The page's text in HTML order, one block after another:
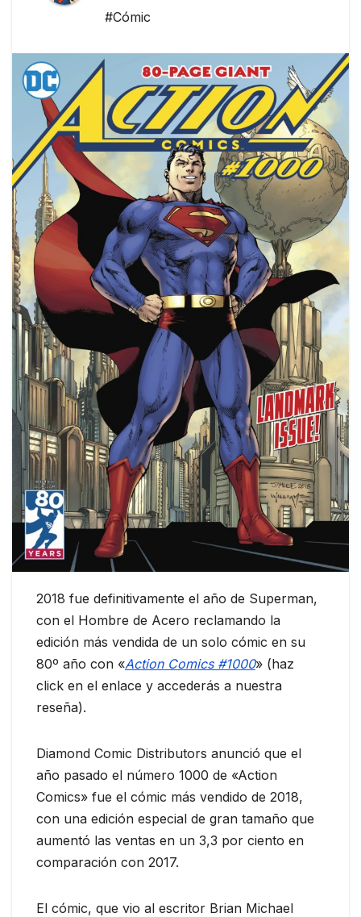
#Cómic
2018 fue definitivamente el año de Superman,
con el Hombre de Acero reclamando la
edición más vendida de un solo cómic en su
80º año con «Action Comics #1000» (haz
click en el enlace y accederás a nuestra
reseña).
Diamond Comic Distributors anunció que el
año pasado el número 1000 de «Action
Comics» fue el cómic más vendido de 2018,
con una edición especial de gran tamaño que
aumentó las ventas en un 3,3 por ciento en
comparación con 2017.
El cómic, que vio al escritor Brian Michael